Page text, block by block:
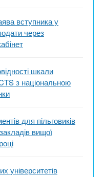
вступника у
через
шкали
з національною
для пільговиків
вищої
університетів